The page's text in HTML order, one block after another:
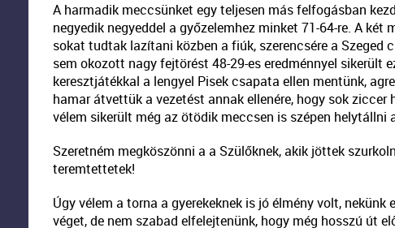
A harmadik meccsünket egy teljesen más felfogásban
negyedik negyeddel a győzelemhez minket 71-64-re. A
sokat tudtak lazítani közben a fiúk, szerencsére a Szeged
sem okozott nagy fejtörést 48-29-es eredménnyel sikerült
keresztjátékkal a lengyel Pisek csapata ellen mentünk,
hamar átvettük a vezetést annak ellenére, hogy sok
vélem sikerült még az ötödik meccsen is szépen helytállni
Szeretném megköszönni a a Szülőknek, akik jöttek
teremtettetek!
Úgy vélem a torna a gyerekeknek is jó élmény volt,
véget, de nem szabad elfelejtenünk, hogy még hosszú út